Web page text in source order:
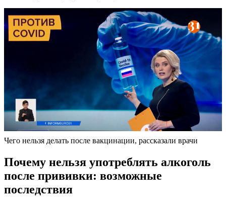
Чего нельзя делать после вакцинации, рассказали врачи
Почему нельзя употреблять алкоголь
после прививки: возможные
последствия